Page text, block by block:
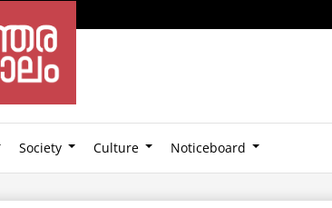
Society Culture Noticeboard